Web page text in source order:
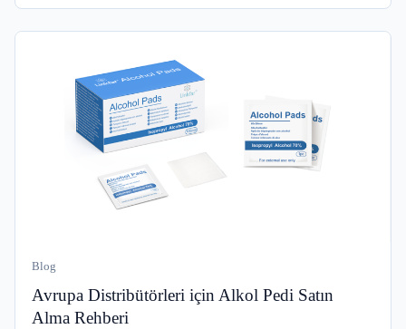
Blog
Avrupa Distribütörleri için Alkol Pedi Satın
Alma Rehberi